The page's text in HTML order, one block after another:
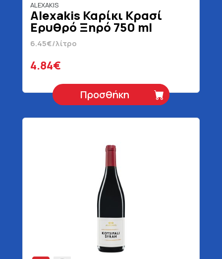
ALEXAKIS
Alexakis Καρίκι Κρασί
Ερυθρό Ξηρό 750 ml
6.45€/λίτρο
4.84€
Προσθήκη